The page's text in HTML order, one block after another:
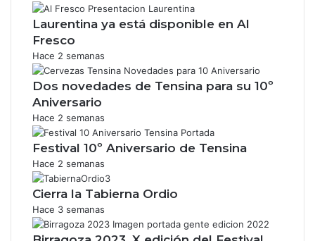
Laurentina ya está disponible en Al
Fresco
Hace 2 semanas
Dos novedades de Tensina para su 10º
Aniversario
Hace 2 semanas
Festival 10º Aniversario de Tensina
Hace 2 semanas
Cierra la Tabierna Ordio
Hace 3 semanas